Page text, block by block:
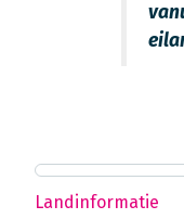
Landinformatie